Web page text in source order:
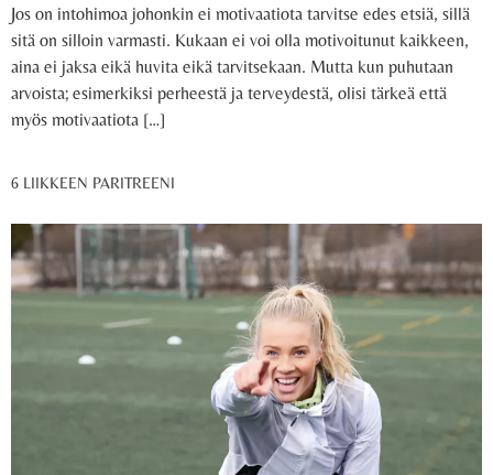
Jos on intohimoa johonkin ei motivaatiota tarvitse edes etsiä, sillä
sitä on silloin varmasti. Kukaan ei voi olla motivoitunut kaikkeen,
aina ei jaksa eikä huvita eikä tarvitsekaan. Mutta kun puhutaan
arvoista; esimerkiksi perheestä ja terveydestä, olisi tärkeä että
myös motivaatiota […]
6 LIIKKEEN PARITREENI